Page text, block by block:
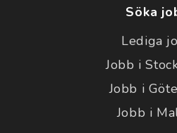
Söka
Lediga
Jobb i
Jobb i
Jobb i